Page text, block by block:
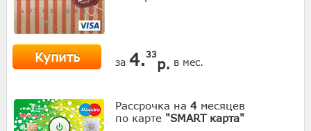
Купить за 4. 33
р. в мес.
Рассрочка на 4 месяцев
по карте "SMART карта"